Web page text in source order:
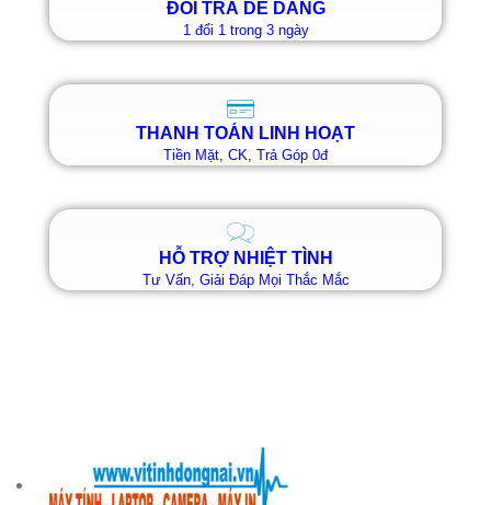
ĐỔI TRẢ DỄ DÀNG
1 đổi 1 trong 3 ngày
THANH TOÁN LINH HOẠT
Tiền Mặt, CK, Trả Góp 0đ
HỖ TRỢ NHIỆT TÌNH
Tư Vấn, Giải Đáp Mọi Thắc Mắc